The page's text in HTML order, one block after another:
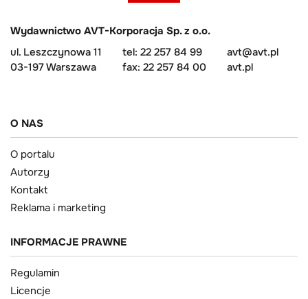
Wydawnictwo AVT-Korporacja Sp. z o.o.
ul. Leszczynowa 11
03-197 Warszawa
tel: 22 257 84 99
fax: 22 257 84 00
avt@avt.pl
avt.pl
O NAS
O portalu
Autorzy
Kontakt
Reklama i marketing
INFORMACJE PRAWNE
Regulamin
Licencje